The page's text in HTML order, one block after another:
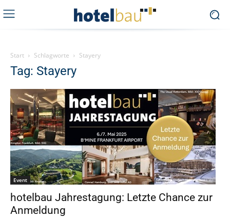
Start Schlagworte Stayery
Tag: Stayery
Event
hotelbau Jahrestagung: Letzte Chance zur
Anmeldung